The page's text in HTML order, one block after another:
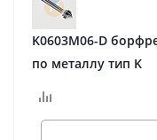
K0603M06-D
по металлу тип K